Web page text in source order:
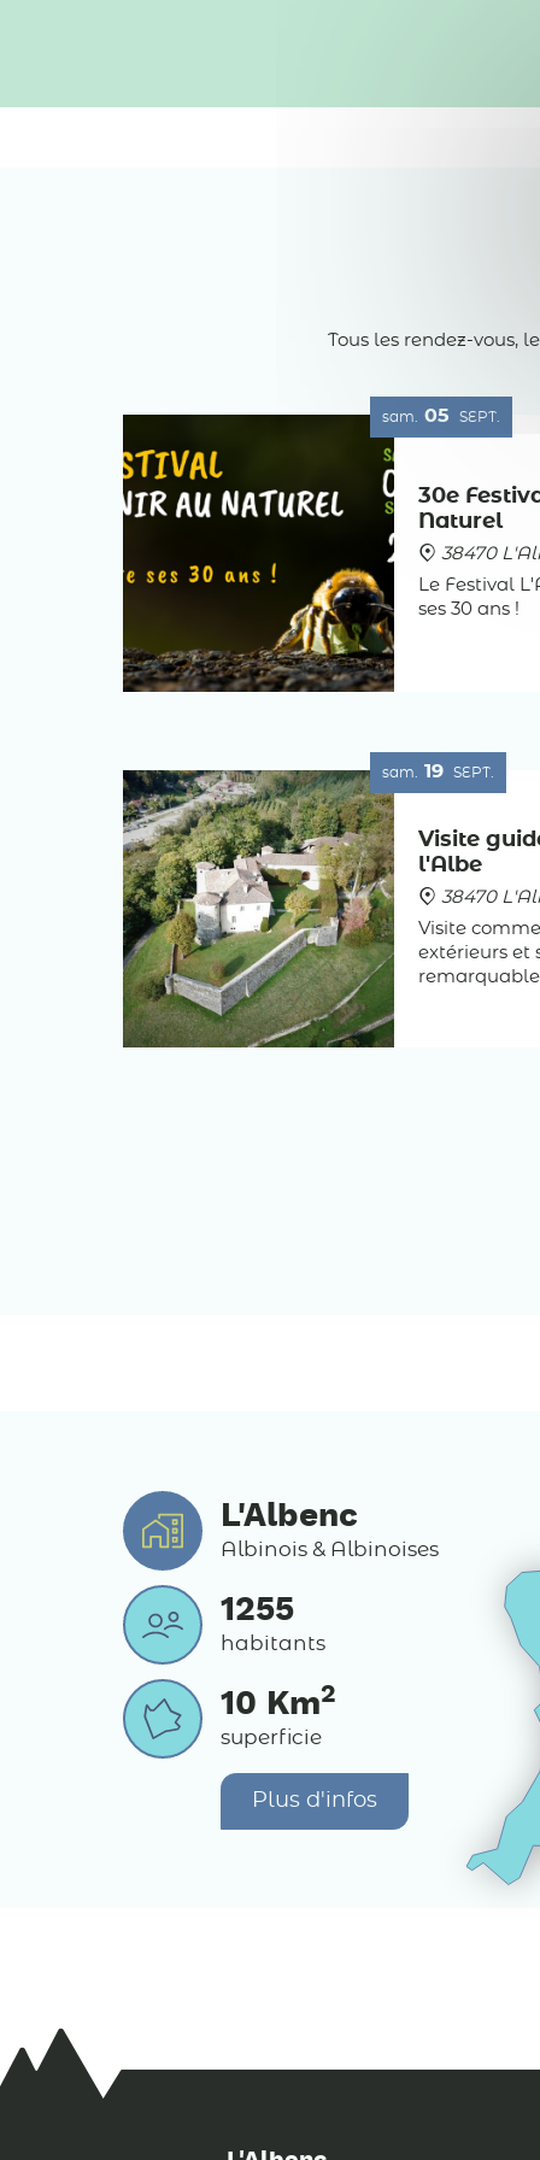
Tous les rendez-vous,
sam. 05 SEPT.
30e
Naturel
38470
Le Festival
ses 30 ans !
sam. 19 SEPT.
Visite
l'Albe
38470
Visite
extérieurs et
L'Albenc
Albinois & Albinoises
1255
habitants
10 Km2
superficie
Plus d'infos